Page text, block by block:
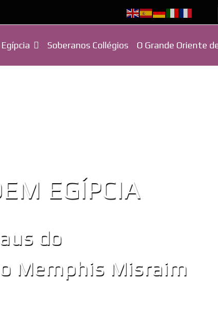
Soberanos Collégios O Grande Oriente
EGÍPCIA
do
Memphis Misraim